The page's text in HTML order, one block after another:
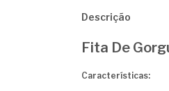
Descrição
Fita De
Características: